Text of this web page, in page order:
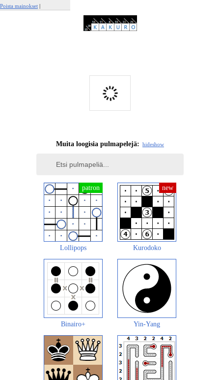
Poista mainokset |
Muita loogisia pulmapelejä: hideshow
Lollipops Kurodoko
Binairo+ Yin-Yang